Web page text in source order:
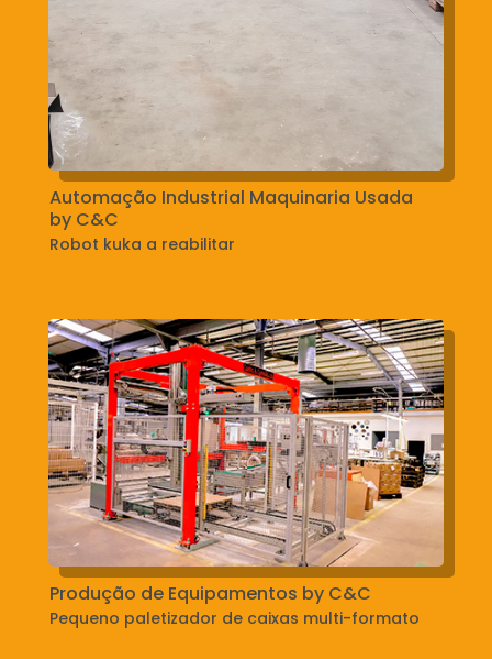
Automação Industrial Maquinaria Usada
by C&C
Robot kuka a reabilitar
Produção de Equipamentos by C&C
Pequeno paletizador de caixas multi-formato